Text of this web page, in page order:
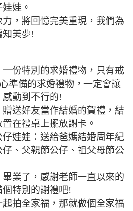
娃。
，將回憶完美重現，我們為
知美夢!
一份特別的求婚禮物，只有戒
準備的求婚禮物，一定會讓
動到不行的!
送好友當作結婚的賀禮，結
在禮桌上擺放謝卡。
娃娃：送給爸媽結婚周年紀
仔、父親節公仔、祖父母節公
業了，感謝老師一直以來的
特別的謝禮吧!
拍全家福，那就做個全家福